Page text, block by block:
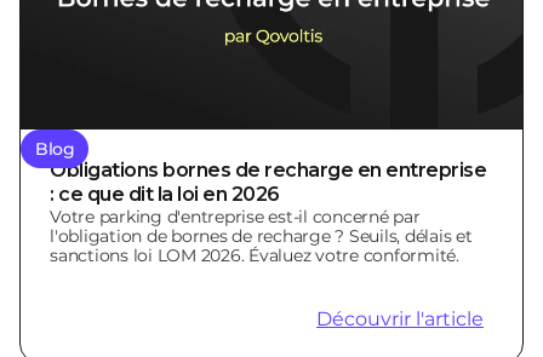
Blog
Obligations bornes de recharge en entreprise
: ce que dit la loi en 2026
Votre parking d'entreprise est-il concerné par
l'obligation de bornes de recharge ? Seuils, délais et
sanctions loi LOM 2026. Évaluez votre conformité.
Découvrir l'article